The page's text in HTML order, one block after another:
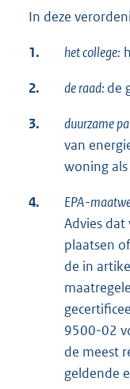
In deze
1. het college:
2. de raad: de
3. duurzame
van
woning
4. EPA-
Advies
plaatsen
de in
9500-02
de meest
geldende